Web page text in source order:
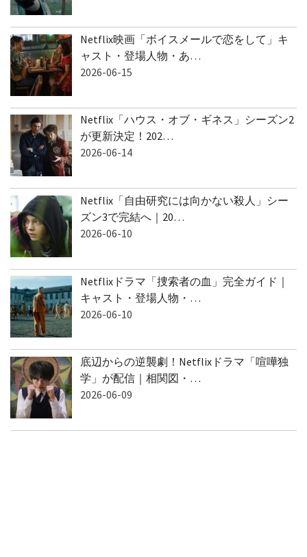
Netflix映画「ボイスメールで恋をして」キ
ャスト・登場人物・あ…
Netflix「ハウス・オブ・ギネス」シーズン2
が更新決定！202…
Netflix「自由研究には向かない殺人」シー
ズン3で完結へ｜20…
Netflixドラマ「捜索者の血」完全ガイド｜
キャスト・登場人物・…
底辺からの逆襲劇！Netflixドラマ「喧嘩独
学」が配信｜相関図・…